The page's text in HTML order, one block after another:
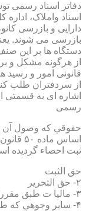
دفاتر اسناد رسمی
اسناد واملاک،
دارایی و بازرسی
بازرسی می شوند.
دستگاه ها بر این
از هرگونه مشکل و
قانونی امور و رسید
از سردفتران طلب
اشاره ای به قسمتی
رسمی
حقوقي كه وصول آن
ثبت احصاء گرديده
حق الثبت
۲- حق التحرير
۳- ماليا ت طبق مقررات مالياتي
۴- ساير وجوهي كه طبق قوانين ديگر محول شده باشد